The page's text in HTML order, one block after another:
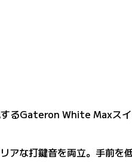
るGateron White Maxス
アな打鍵音を両立。手前を